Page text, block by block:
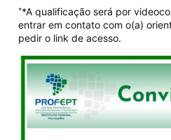
**A qualificação será por
entrar em contato com o(a)
pedir o link de acesso.